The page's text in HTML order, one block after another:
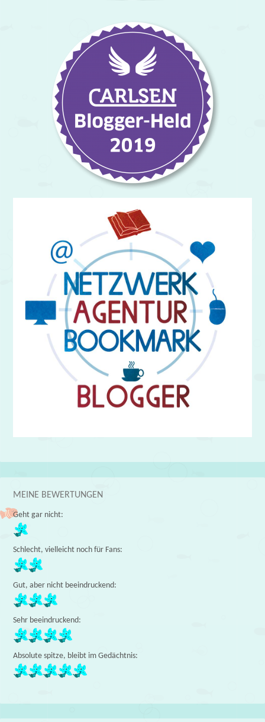
MEINE BEWERTUNGEN
Geht gar nicht:
Schlecht, vielleicht noch für Fans:
Gut, aber nicht beeindruckend:
Sehr beeindruckend:
Absolute spitze, bleibt im Gedächtnis: